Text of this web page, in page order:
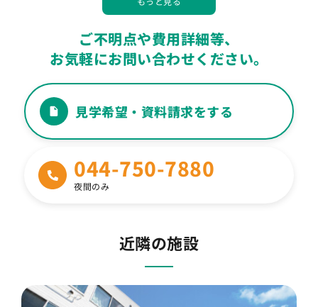
居室には何が備え付けられていますか？
Q ケアマネジャーは どうなりますか？
Q 定期的に病院に通うことは可能ですか？
食事はどこで食べるのですか？ 外食はでき
ますか？
理美容に関しては？
ご不明点や費用詳細等、
お気軽にお問い合わせください。
見学希望・資料請求をする
044-750-7880
夜間のみ
近隣の施設